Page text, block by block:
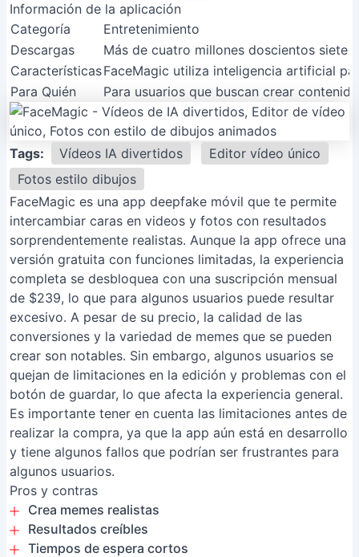
Información de la aplicación
Categoría
Entretenimiento
Descargas
Más de cuatro millones doscientos siete
CaracterísticasFaceMagic utiliza inteligencia artificial
Para Quién
Para usuarios que buscan crear
Tags: Vídeos IA divertidos
Editor vídeo único
Fotos estilo dibujos
FaceMagic es una app deepfake móvil que te permite
intercambiar caras en videos y fotos con resultados
sorprendentemente realistas. Aunque la app ofrece una
versión gratuita con funciones limitadas, la experiencia
completa se desbloquea con una suscripción mensual
de $239, lo que para algunos usuarios puede resultar
excesivo. A pesar de su precio, la calidad de las
conversiones y la variedad de memes que se pueden
crear son notables. Sin embargo, algunos usuarios se
quejan de limitaciones en la edición y problemas con el
botón de guardar, lo que afecta la experiencia general.
Es importante tener en cuenta las limitaciones antes de
realizar la compra, ya que la app aún está en desarrollo
y tiene algunos fallos que podrían ser frustrantes para
algunos usuarios.
Pros y contras
Crea memes realistas
Resultados creíbles
Tiempos de espera cortos